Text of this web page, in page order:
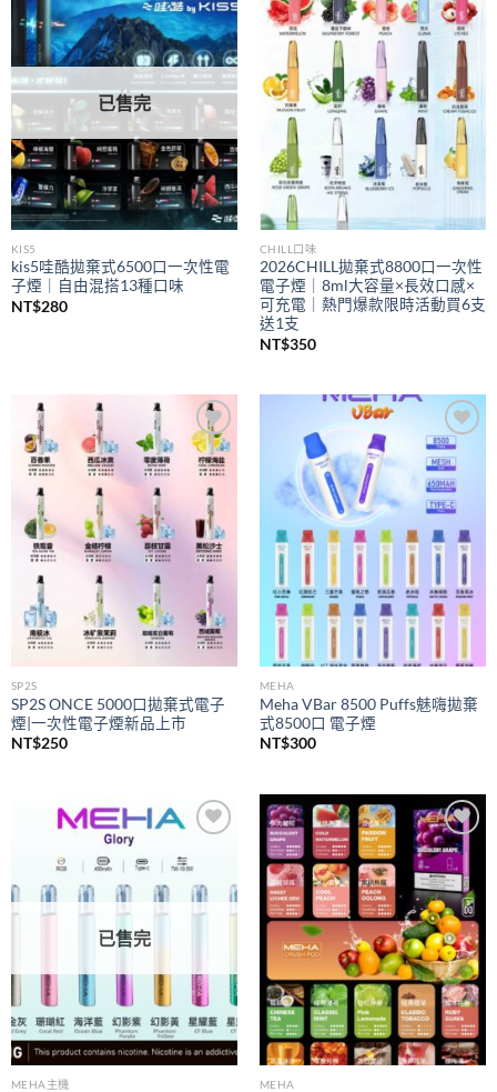
Add to
wishlist
已售完
KIS5
kis5哇酷拋棄式6500口一次性電
子煙｜自由混搭13種口味
NT$280
Add to
wishlist
CHILL口味
2026CHILL拋棄式8800口一次性
電子煙｜8ml大容量×長效口感×
可充電｜熱門爆款限時活動買6支
送1支
NT$350
Add to
wishlist
SP2S
SP2S ONCE 5000口拋棄式電子
煙|一次性電子煙新品上市
NT$250
Add to
wishlist
MEHA
Meha VBar 8500 Puffs魅嗨拋棄
式8500口 電子煙
NT$300
wishlist
已售完
MEHA主機
Add to
wishlist
MEHA